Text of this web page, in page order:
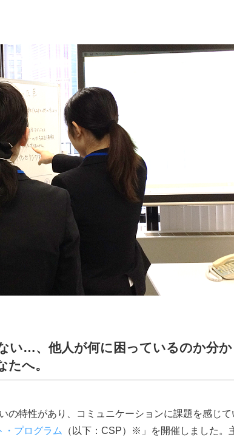
い…、他人が何に困っているのか分
へ。
の特性があり、コミュニケーションに課題を感じ
・プログラム
（以下：CSP）※」を開催しました。